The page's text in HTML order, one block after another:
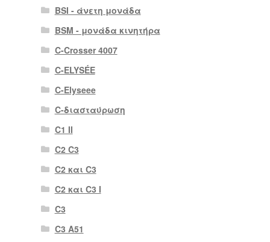
BSI - άνετη μονάδα
BSM - μονάδα κινητήρα
C-Crosser 4007
C-ELYSÉE
C-Elyseee
C-διασταύρωση
C1 II
C2 C3
C2 και C3
C2 και C3 I
C3
C3 A51